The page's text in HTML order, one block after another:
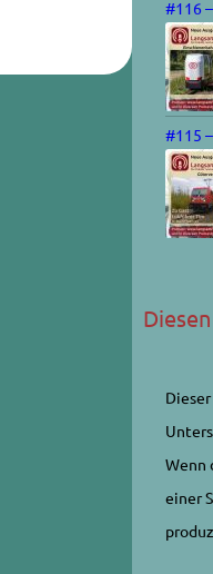
#116
#115
Wenn
einer